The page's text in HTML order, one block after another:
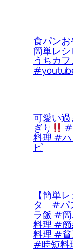
食パン
簡単レ
うちカ
可愛い
ぎり #
料理 #ハ
ピ
【簡単
タ #パ
ラ飯 #
料理 #
料理 #
#時短料